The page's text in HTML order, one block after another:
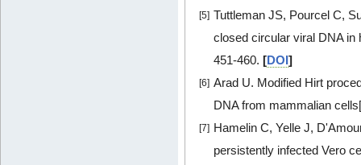
[5] Tuttleman JS, Pourcel C,
closed circular viral DNA in
451-460. [DOI]
[6] Arad U. Modified Hirt
DNA from mammalian
[7] Hamelin C, Yelle J,
persistently infected Vero